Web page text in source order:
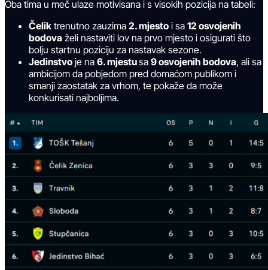
Oba tima u meč ulaze motivisana i s visokih pozicija na tabeli:
Čelik trenutno zauzima 2. mjesto i sa 12 osvojenih
bodova želi nastaviti lov na prvo mjesto i osigurati što
bolju startnu poziciju za nastavak sezone.
Jedinstvo je na 6. mjestusa 9 osvojenih bodova, ali sa
ambicijom da pobjedom pred domaćom publikom i
smanji zaostatak za vrhom, te pokaže da može
konkurisati najboljima.